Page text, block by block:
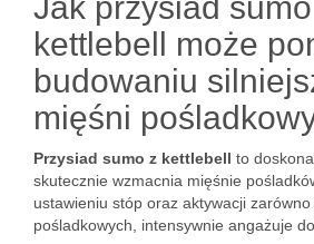
kettlebell może
budowaniu
mięśni
Przysiad sumo z kettlebell to
skutecznie wzmacnia mięśnie
ustawieniu stóp oraz aktywacji zarówno
pośladkowych, intensywnie angażuje